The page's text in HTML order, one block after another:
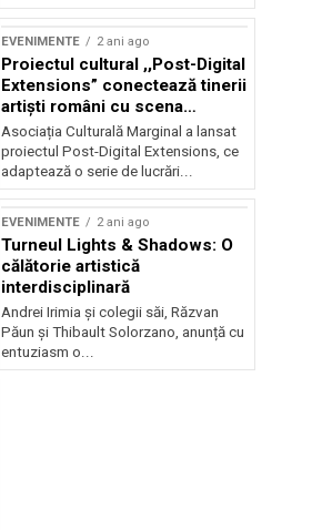
EVENIMENTE 2 ani ago
Proiectul cultural ,,Post-Digital
Extensions” conectează tinerii
artiști români cu scena
internațională
Asociația Culturală Marginal a lansat
proiectul Post-Digital Extensions, ce
adaptează o serie de lucrări...
EVENIMENTE 2 ani ago
Turneul Lights & Shadows: O
călătorie artistică
interdisciplinară
Andrei Irimia și colegii săi, Răzvan
Păun și Thibault Solorzano, anunță cu
entuziasm o...